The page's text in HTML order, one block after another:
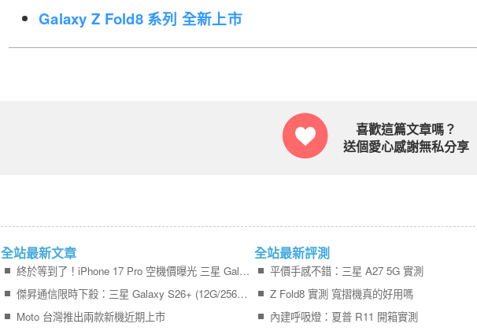
Galaxy Z Fold8 系列 全新上市
喜歡這篇文章嗎？
送個愛心感謝無私分享
全站最新文章
終於等到了！iPhone 17 Pro 空機價曝光 三星 Galaxy S26+ 狂降近 8 千
傑昇通信限時下殺：三星 Galaxy S26+ (12G/256G) 只要 $29,990 元！(8/6-8/9)
Moto 台灣推出兩款新機近期上市
全站最新評測
平價手感不錯：三星 A27 5G 實測
Z Fold8 實測 寬摺機真的好用嗎
內建呼吸燈：夏普 R11 開箱實測